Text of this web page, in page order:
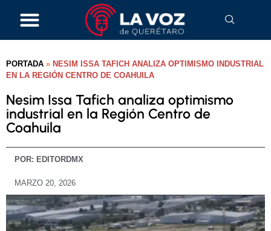
PORTADA » NESIM ISSA TAFICH ANALIZA OPTIMISMO INDUSTRIAL
EN LA REGIÓN CENTRO DE COAHUILA
Nesim Issa Tafich analiza optimismo
industrial en la Región Centro de
Coahuila
POR: EDITORDMX
MARZO 20, 2026